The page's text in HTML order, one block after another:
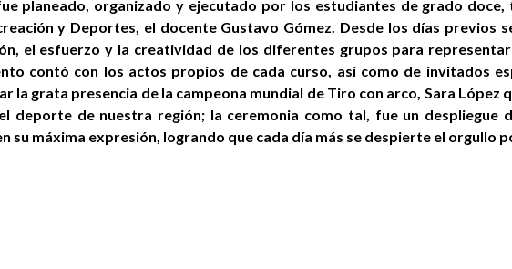
planeado, organizado y ejecutado por los estudiantes de grado
y Deportes, el docente Gustavo Gómez. Desde los días
el esfuerzo y la creatividad de los diferentes grupos para
contó con los actos propios de cada curso, así como de invitados
la grata presencia de la campeona mundial de Tiro con arco, Sara López
deporte de nuestra región; la ceremonia como tal, fue un
su máxima expresión, logrando que cada día más se despierte el orgullo